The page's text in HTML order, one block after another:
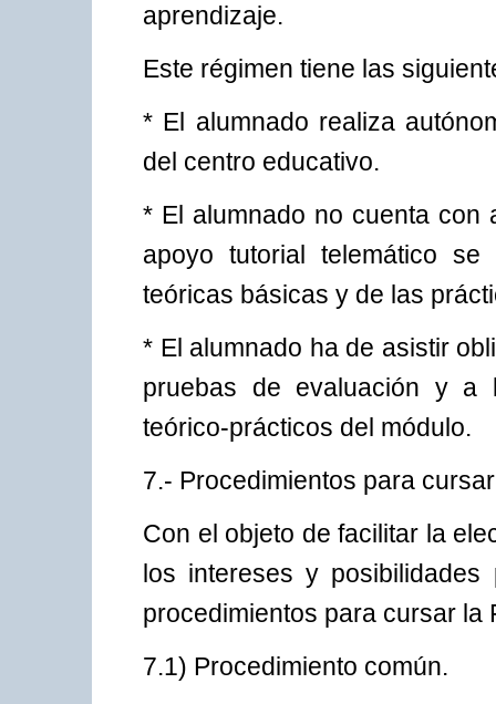
aprendizaje.
Este régimen tiene las
* El alumnado realiza
del centro educativo.
* El alumnado no cuenta con
apoyo tutorial telemático
teóricas básicas y de las
* El alumnado ha de asistir
pruebas de evaluación y a
teórico-prácticos del módulo.
7.- Procedimientos para
Con el objeto de facilitar la
los intereses y posibilidades
procedimientos para cursar la
7.1) Procedimiento común.